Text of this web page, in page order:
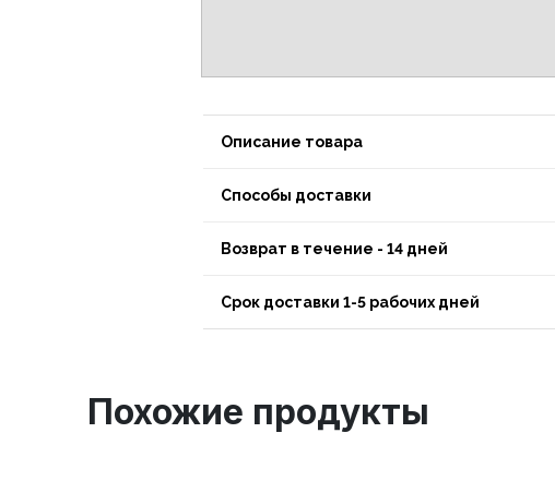
Описание товара
Способы доставки
Возврат в течение - 14 дней
Срок доставки 1-5 рабочих дней
Похожие продукты